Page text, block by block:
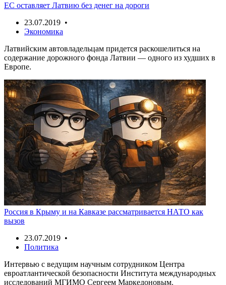
ЕС оставляет Латвию без денег на дороги
23.07.2019 •
Экономика
Латвийским автовладельцам придется раскошелиться на
содержание дорожного фонда Латвии — одного из худших в
Европе.
Россия в Крыму и на Кавказе рассматривается НАТО как
вызов
23.07.2019 •
Политика
Интервью с ведущим научным сотрудником Центра
евроатлантической безопасности Института международных
исследований МГИМО Сергеем Маркедоновым.